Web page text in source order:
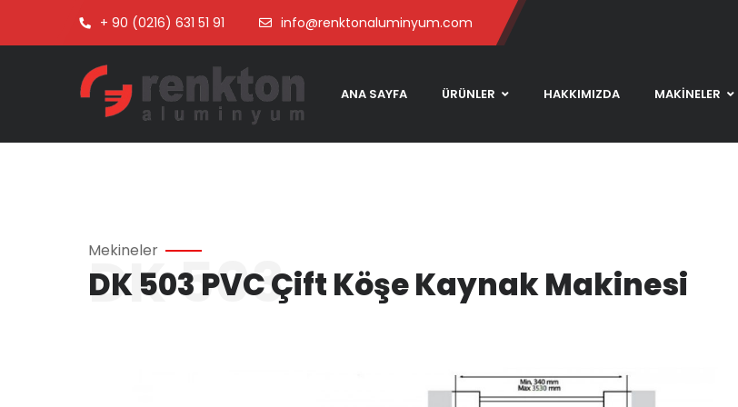
+ 90 (0216) 631 51 91 info@renktonaluminyum.com
ANA SAYFA ÜRÜNLER HAKKIMIZDA MAKİNELER
DK 503
Mekineler
DK 503 PVC Çift Köşe Kaynak Makinesi